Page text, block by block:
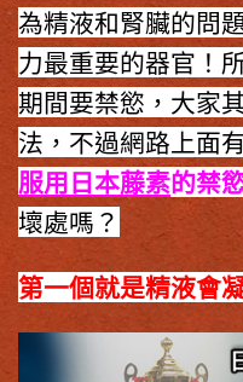
為精液和腎臟的問
力最重要的器官！
期間要禁慾，大家
法，不過網路上面
服用日本藤素的禁
壞處嗎？
第一個就是精液會